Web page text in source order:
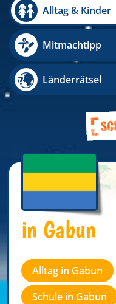
Alltag & Kinder
Mitmachtipp
Länderrätsel
in Gabun
Alltag in Gabun
Schule in Gabun